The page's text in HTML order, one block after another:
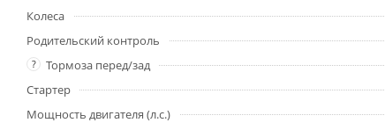
Колеса
Родительский контроль
? Тормоза перед/зад
Стартер
Мощность двигателя (л.с.)